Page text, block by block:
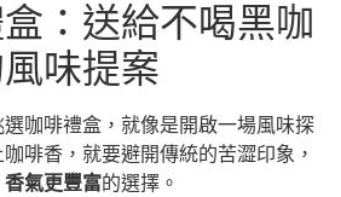
：送給不喝黑咖
味提案
咖啡禮盒，就像是開啟一場風味探
啡香，就要避開傳統的苦澀印象，
香氣更豐富的選擇。